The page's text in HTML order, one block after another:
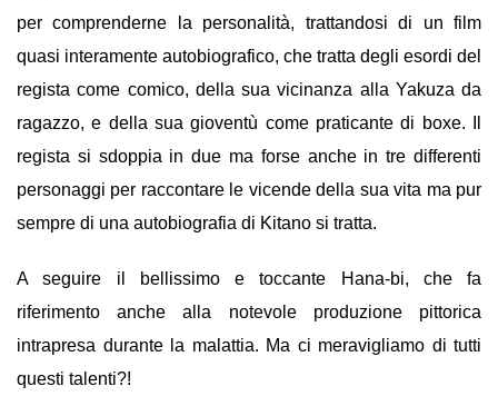
per comprenderne la personalità, trattandosi di un film
quasi interamente autobiografico, che tratta degli esordi del
regista come comico, della sua vicinanza alla Yakuza da
ragazzo, e della sua gioventù come praticante di boxe. Il
regista si sdoppia in due ma forse anche in tre differenti
personaggi per raccontare le vicende della sua vita ma pur
sempre di una autobiografia di Kitano si tratta.
A seguire il bellissimo e toccante Hana-bi, che fa
riferimento anche alla notevole produzione pittorica
intrapresa durante la malattia. Ma ci meravigliamo di tutti
questi talenti?!